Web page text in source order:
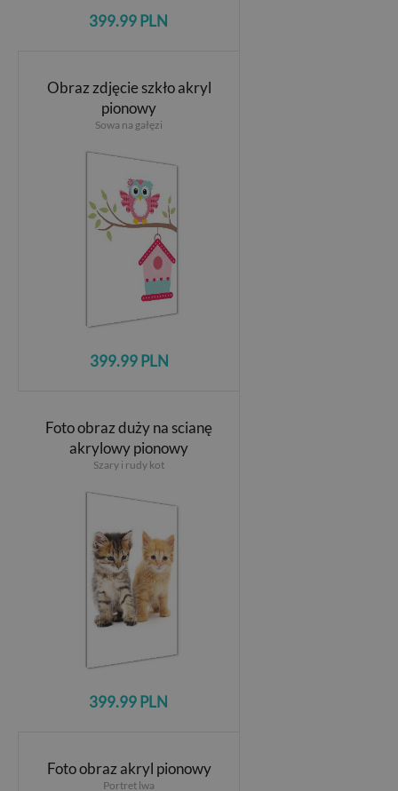
399.99 PLN
Obraz zdjęcie szkło akryl
pionowy
Sowa na gałęzi
399.99 PLN
Foto obraz duży na scianę
akrylowy pionowy
Szary i rudy kot
399.99 PLN
Foto obraz akryl pionowy
Portret lwa